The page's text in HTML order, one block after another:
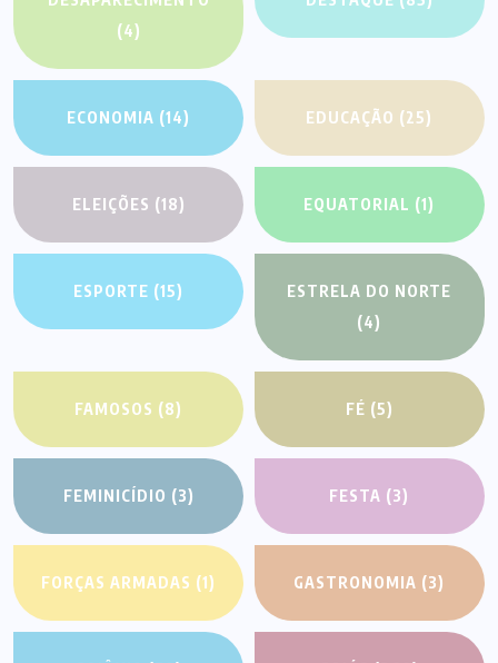
(4)
ECONOMIA (14) EDUCAÇÃO (25)
ELEIÇÕES (18) EQUATORIAL (1)
ESPORTE (15)
ESTRELA DO NORTE
(4)
FAMOSOS (8) FÉ (5)
FEMINICÍDIO (3) FESTA (3)
FORÇAS ARMADAS (1) GASTRONOMIA (3)